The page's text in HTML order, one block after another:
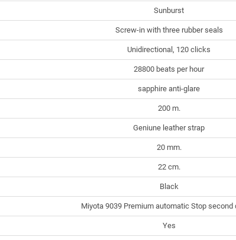
Sunburst
Screw-in with three rubber seals
Unidirectional, 120 clicks
28800 beats per hour
sapphire anti-glare
200 m.
Geniune leather strap
20 mm.
22 cm.
Black
Miyota 9039 Premium automatic Stop second
Yes